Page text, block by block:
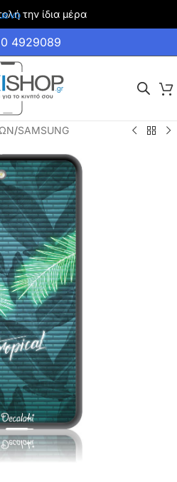
την ίδια μέρα
4929089
/SAMSUNG